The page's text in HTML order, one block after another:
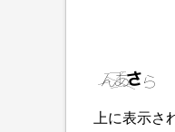
上に表示さ